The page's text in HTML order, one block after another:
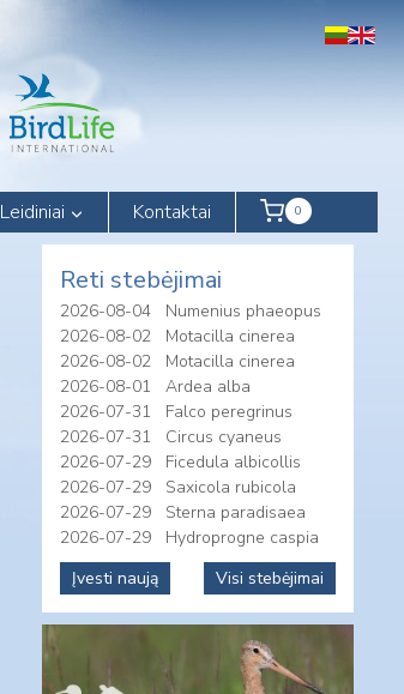
Leidiniai Kontaktai 0
Reti stebėjimai
2026-08-04
Numenius phaeopus
2026-08-02
Motacilla cinerea
2026-08-02
Motacilla cinerea
2026-08-01
Ardea alba
2026-07-31
Falco peregrinus
2026-07-31
Circus cyaneus
2026-07-29
Ficedula albicollis
2026-07-29
Saxicola rubicola
2026-07-29
Sterna paradisaea
2026-07-29
Hydroprogne caspia
Įvesti naują
Visi stebėjimai